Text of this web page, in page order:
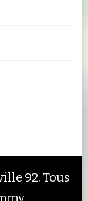
92. Tous